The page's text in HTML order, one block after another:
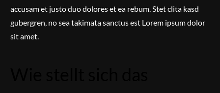
accusam et justo duo dolores et ea rebum. Stet clita kasd
gubergren, no sea takimata sanctus est Lorem ipsum dolor
sit amet.